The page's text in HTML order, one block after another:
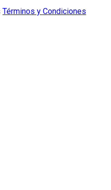
Términos y Condiciones